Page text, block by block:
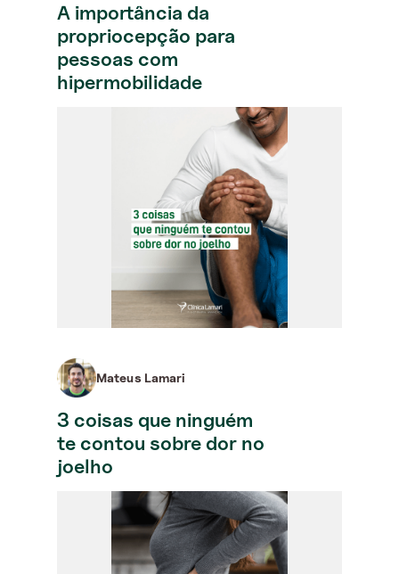
A importância da
propriocepção para
pessoas com
hipermobilidade
Mateus Lamari
3 coisas que ninguém
te contou sobre dor no
joelho